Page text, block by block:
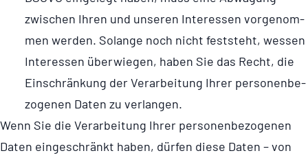
zwischen Ihren und unseren Inter­es­sen vor­ge­nom­
men werden. Solange noch nicht feststeht, wessen
Inter­es­sen über­wie­gen, haben Sie das Recht, die
Ein­schrän­kung der Ver­ar­bei­tung Ihrer per­so­nen­be­
zo­ge­nen Daten zu verlangen.
Wenn Sie die Verarbeitung Ihrer perso­nen­be­zo­genen
Daten eingeschränkt haben, dürfen diese Daten – von